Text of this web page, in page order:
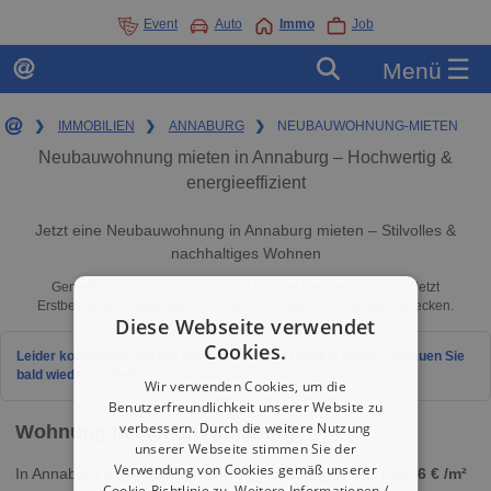
Event Auto Immo Job
Menü ☰
❯ IMMOBILIEN ❯ ANNABURG ❯ NEUBAUWOHNUNG-MIETEN
Neubauwohnung mieten in Annaburg – Hochwertig &
energieeffizient
Jetzt eine Neubauwohnung in Annaburg mieten – Stilvolles &
nachhaltiges Wohnen
Genieße modernen Wohnkomfort in einer Neubauwohnung! Jetzt
Erstbezug- und Neubauwohnungen zur Miete in Annaburg entdecken.
Leider konnten wir derzeit keine passenden Objekte finden. Schauen Sie
bald wieder vorbei!
Wohnung mieten in Annaburg
In Annaburg liegen die durchschnittlichen Mieten bei rund 6 € /m²
Diese Webseite verwendet
Cookies.
Wir verwenden Cookies, um die
Benutzerfreundlichkeit unserer Website zu
verbessern. Durch die weitere Nutzung
unserer Webseite stimmen Sie der
Verwendung von Cookies gemäß unserer